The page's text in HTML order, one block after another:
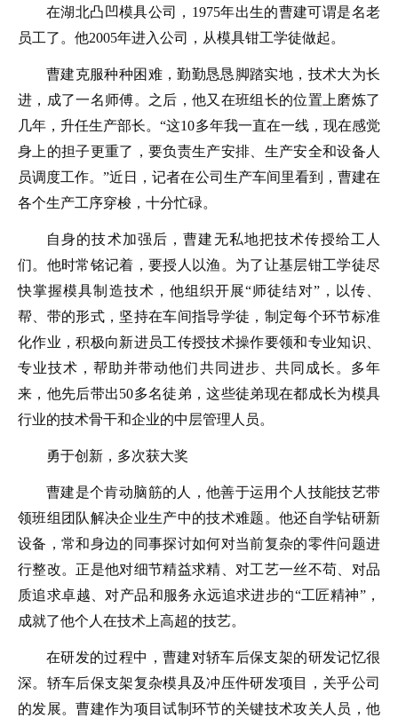
在湖北凸凹模具公司，1975年出生的曹建可谓是名老
员工了。他2005年进入公司，从模具钳工学徒做起。
曹建克服种种困难，勤勤恳恳脚踏实地，技术大为长
进，成了一名师傅。之后，他又在班组长的位置上磨炼了
几年，升任生产部长。“这10多年我一直在一线，现在感觉
身上的担子更重了，要负责生产安排、生产安全和设备人
员调度工作。”近日，记者在公司生产车间里看到，曹建在
各个生产工序穿梭，十分忙碌。
自身的技术加强后，曹建无私地把技术传授给工人
们。他时常铭记着，要授人以渔。为了让基层钳工学徒尽
快掌握模具制造技术，他组织开展“师徒结对”，以传、
帮、带的形式，坚持在车间指导学徒，制定每个环节标准
化作业，积极向新进员工传授技术操作要领和专业知识、
专业技术，帮助并带动他们共同进步、共同成长。多年
来，他先后带出50多名徒弟，这些徒弟现在都成长为模具
行业的技术骨干和企业的中层管理人员。
勇于创新，多次获大奖
曹建是个肯动脑筋的人，他善于运用个人技能技艺带
领班组团队解决企业生产中的技术难题。他还自学钻研新
设备，常和身边的同事探讨如何对当前复杂的零件问题进
行整改。正是他对细节精益求精、对工艺一丝不苟、对品
质追求卓越、对产品和服务永远追求进步的“工匠精神”，
成就了他个人在技术上高超的技艺。
在研发的过程中，曹建对轿车后保支架的研发记忆很
深。轿车后保支架复杂模具及冲压件研发项目，关乎公司
的发展。曹建作为项目试制环节的关键技术攻关人员，他